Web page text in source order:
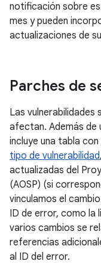
notificación sobre
mes y pueden
actualizaciones de
Parches de
Las vulnerabilidades
afectan. Además de
incluye una tabla
tipo de vulnerabilidad
actualizadas del
(AOSP) (si
vinculamos el
ID de error, como la
varios cambios se
referencias
al ID del error.